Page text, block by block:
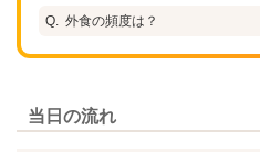
外食の頻度は？
当日の流れ